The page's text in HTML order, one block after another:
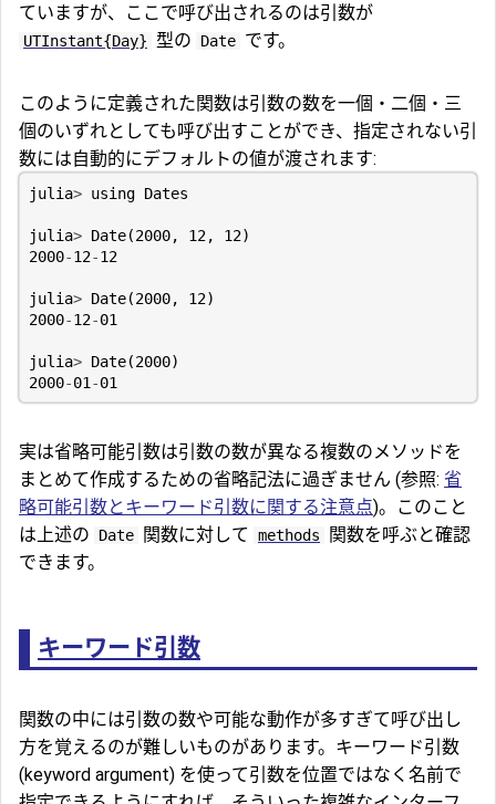
ていますが、ここで呼び出されるのは引数が
UTInstant{Day} 型の Date です。
このように定義された関数は引数の数を一個・二個・三
個のいずれとしても呼び出すことができ、指定されない引
数には自動的にデフォルトの値が渡されます:
julia> using Dates
julia> Date(2000, 12, 12)
2000-12-12
julia> Date(2000, 12)
2000-12-01
julia> Date(2000)
2000-01 -01
実は省略可能引数は引数の数が異なる複数のメソッドを
まとめて作成するための省略記法に過ぎません (参照: 省
略可能引数とキーワード引数に関する注意点)。このこと
は上述の
Date 関数に対して methods
関数を呼ぶと確認
できます。
キーワード引数
関数の中には引数の数や可能な動作が多すぎて呼び出し
方を覚えるのが難しいものがあります。キーワード引数
(keyword argument) を使って引数を位置ではなく名前で